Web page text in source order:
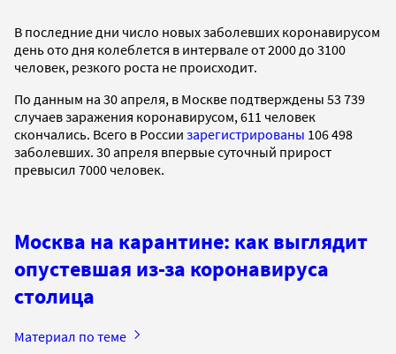
В последние дни число новых заболевших коронавирусом
день ото дня колеблется в интервале от 2000 до 3100
человек, резкого роста не происходит.
По данным на 30 апреля, в Москве подтверждены 53 739
случаев заражения коронавирусом, 611 человек
скончались. Всего в России зарегистрированы 106 498
заболевших. 30 апреля впервые суточный прирост
превысил 7000 человек.
Москва на карантине: как выглядит
опустевшая из-за коронавируса
столица
Материал по теме